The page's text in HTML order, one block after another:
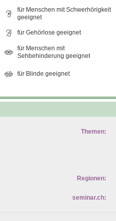
für Menschen mit Schwerhörigkeit
geeignet
für Gehörlose geeignet
für Menschen mit
Sehbehinderung geeignet
für Blinde geeignet
Themen:
Regionen:
seminar.ch: